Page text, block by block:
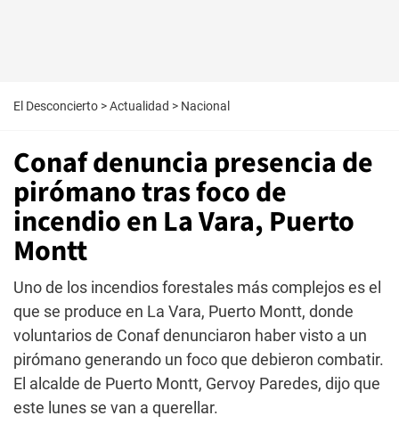
El Desconcierto >Actualidad > Nacional
Conaf denuncia presencia de
pirómano tras foco de
incendio en La Vara, Puerto
Montt
Uno de los incendios forestales más complejos es el
que se produce en La Vara, Puerto Montt, donde
voluntarios de Conaf denunciaron haber visto a un
pirómano generando un foco que debieron combatir.
El alcalde de Puerto Montt, Gervoy Paredes, dijo que
este lunes se van a querellar.